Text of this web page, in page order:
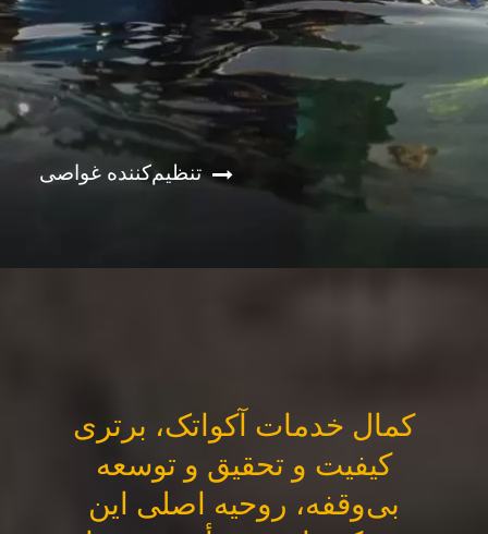
تنظیم‌کننده غواصی
کمال خدمات آکواتک، برتری
کیفیت و تحقیق و توسعه
بی‌وقفه، روحیه اصلی این